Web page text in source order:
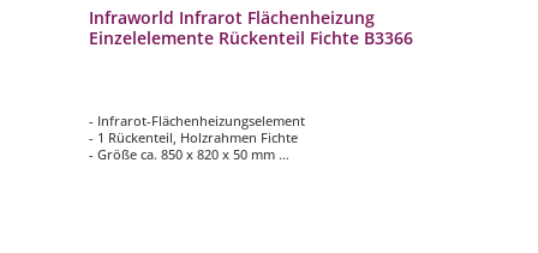
Infraworld Infrarot Flächenheizung
Einzelelemente Rückenteil Fichte B3366
- Infrarot-Flächenheizungselement
- 1 Rückenteil, Holzrahmen Fichte
- Größe ca. 850 x 820 x 50 mm